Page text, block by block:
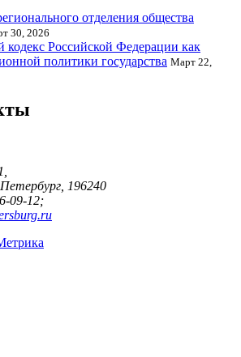
отделения общества
30, 2026
Российской Федерации как
политики государства Март 22,
196240
09-12;